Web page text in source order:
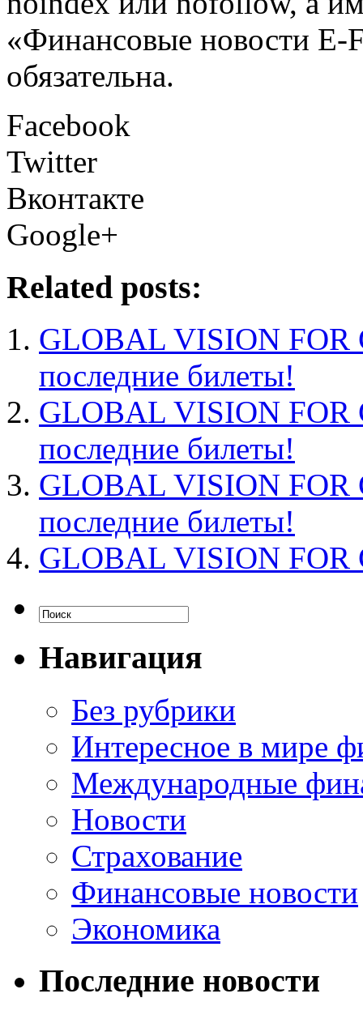
«Финансовые новости
обязательна.
Facebook
Twitter
Вконтакте
Google+
Related posts:
GLOBAL VISION
последние билеты!
GLOBAL VISION
последние билеты!
GLOBAL VISION
последние билеты!
GLOBAL VISION
Навигация
Без рубрики
Интересное в мире
Международные
Новости
Страхование
Финансовые новости
Экономика
Последние новости